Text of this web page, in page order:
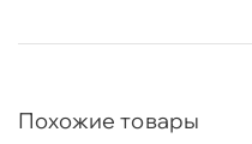
Похожие товары